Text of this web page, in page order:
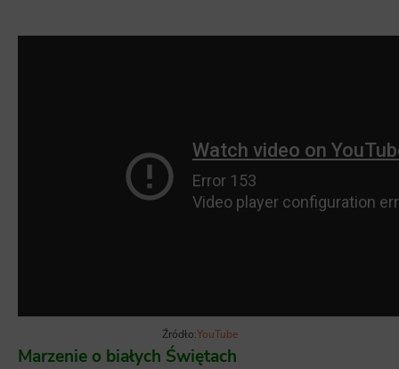
Źródło:YouTube
Marzenie o białych Świętach